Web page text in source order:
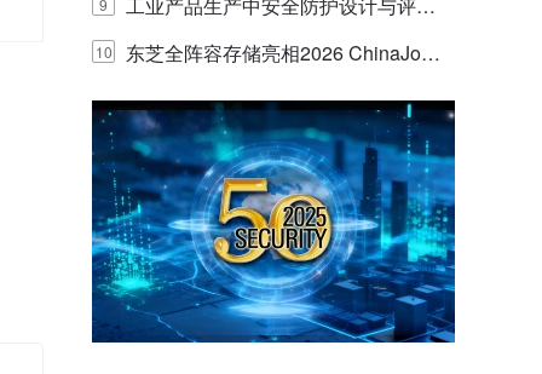
9
的实践与探讨
10
东芝全阵容存储亮相2026 ChinaJo
y，以海量数据底座赋能“与AI同游”新
体验